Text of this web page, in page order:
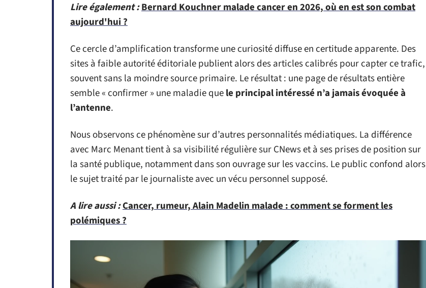
Lire également :Bernard Kouchner malade cancer en 2026, où en est son combat
aujourd'hui ?
Ce cercle d’amplification transforme une curiosité diffuse en certitude apparente. Des
sites à faible autorité éditoriale publient alors des articles calibrés pour capter ce trafic,
souvent sans la moindre source primaire. Le résultat : une page de résultats entière
semble « confirmer » une maladie quele principal intéressé n’a jamais évoquée à
l’antenne.
Nous observons ce phénomène sur d’autres personnalités médiatiques. La différence
avec Marc Menant tient à sa visibilité régulière sur CNews et à ses prises de position sur
la santé publique, notamment dans son ouvrage sur les vaccins. Le public confond alors
le sujet traité par le journaliste avec un vécu personnel supposé.
A lire aussi :Cancer, rumeur, Alain Madelin malade : comment se forment les
polémiques ?